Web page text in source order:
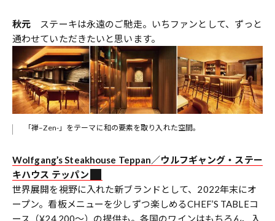
秋元 ステーキは永遠のご馳走。いちファンとして、ずっと
通わせていただきたいと思います。
「禅–Zen-」をテーマに和の要素を取り入れた空間。
Wolfgang’s Steakhouse Teppan／ウルフギャング・ステー
キハウス テッパン
世界展開を視野に入れた新ブランドとして、2022年末にオ
ープン。看板メニューを少しずつ楽しめるCHEF’S TABLEコ
ース（¥24,200～）の提供も。各国のワインはもちろん、入